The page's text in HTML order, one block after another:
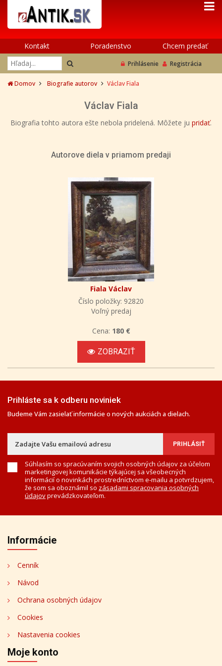
Kontakt Poradenstvo Chcem predať
Prihlásenie Registrácia
Domov Biografie autorov Václav Fiala
Václav Fiala
Biografia tohto autora ešte nebola pridelená. Môžete ju pridať.
Autorove diela v priamom predaji
Fiala Václav
Číslo položky: 92820
Voľný predaj
Cena: 180 €
ZOBRAZIŤ
Prihláste sa k odberu noviniek
Budeme Vám zasielať informácie o nových aukciách a dielach.
Súhlasím so spracúvaním svojich osobných údajov za účelom
marketingovej komunikácie týkajúcej sa všeobecných
informácií o novinkách prostredníctvom e-mailu a potvrdzujem,
že som sa oboznámil so zásadami spracovania osobných
údajovprevádzkovateľom.
Informácie
Cenník
Návod
Ochrana osobných údajov
Cookies
Nastavenia cookies
Moje konto